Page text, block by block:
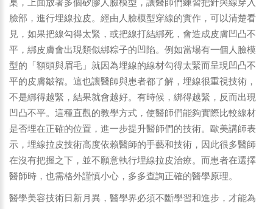
桌，上面放著多個矽膠人臉模型，讓醫師們練習把針與線穿入
臉部，進行埋線拉皮。經由人臉模型穿線的實作，可以清楚看
見，如果把線勾得太緊，或把線打結綁死，會造成皮膚凹凸不
平，綁皮膚會出現類似綁粽子的凹陷。例如當場有一個人臉模
型的「額頭與眉毛」就因為埋線的線材勾得太緊而呈現凹凸不
平的皮膚皺褶。這也讓醫師與患者都了解，埋線很重視技術，
不是綁得越緊，結果就會越好。有時候，綁得越緊，反而出現
凹凸不平。這種直觀的教學方式，使醫師們能夠實際比較線材
是否埋在正確的位置，進一步提升醫師們的技術。歐美講師表
示，埋線拉皮技術高度依賴醫師的手藝和技術，因此很多醫師
在沒有把握之下，並不願意執行埋線拉皮治療。而患者在選擇
醫師時，也需格外謹慎小心，多多查詢正確的醫學原理。
醫學美容技術日新月異，醫學界必須不斷學習和進步，才能為